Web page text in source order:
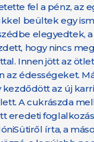
fel a pénz, az
beültek egy
elegyedtek,
hogy nincs
Innen jött az
az édességeket.
az új
A cukrászda
eredeti
írta, a